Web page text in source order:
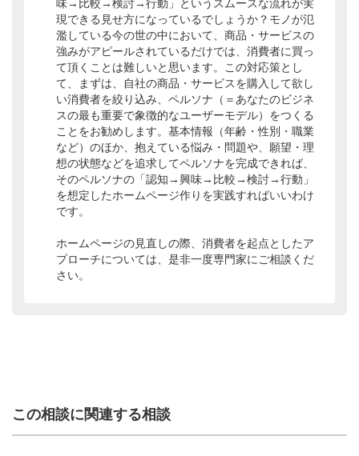
味→比較→検討→行動」というスムースな流れが実
現できる見せ方になっているでしょうか？モノが氾
濫している今の世の中において、商品・サービスの
強みがアピールされているだけでは、消費者に買っ
て頂くことは難しいと思います。この対応策とし
て、まずは、自社の商品・サービスを購入して欲し
い消費者を絞り込み、ペルソナ（＝あなたのビジネ
スの最も重要で象徴的なユーザーモデル）をつくる
ことをお勧めします。基本情報（年齢・性別・職業
など）のほか、抱えている悩み・問題や、願望・理
想の状態などを追求してペルソナを完成できれば、
そのペルソナの「認知→興味→比較→検討→行動」
を想定したホームページ作りを実践すればいいわけ
です。
ホームページの見直しの際、消費者を起点としたア
プローチについては、是非一度専門家にご相談くだ
さい。
この相談に関連する相談